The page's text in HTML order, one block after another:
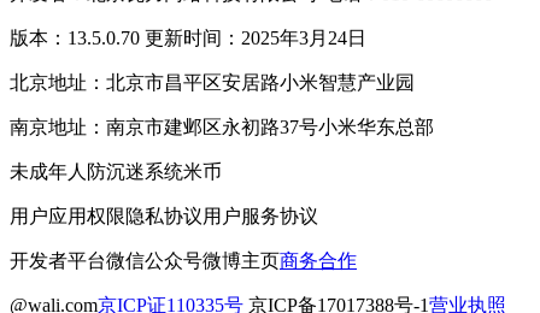
版本：13.5.0.70 更新时间：2025年3月24日
北京地址：北京市昌平区安居路小米智慧产业园
南京地址：南京市建邺区永初路37号小米华东总部
未成年人防沉迷系统米币
用户应用权限隐私协议用户服务协议
开发者平台微信公众号微博主页商务合作
@wali.com京ICP证110335号 京ICP备17017388号-1营业执照